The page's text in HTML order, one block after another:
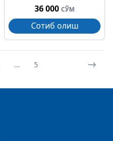
36 000 СЎМ
Сотиб олиш
... 5